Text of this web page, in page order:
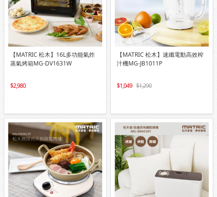
【MATRIC 松木】16L多功能氣炸
蒸氣烤箱MG-DV1631W
2,980
【MATRIC 松木】速纖電動高效榨
汁機MG-JB1011P
1,049 1,290